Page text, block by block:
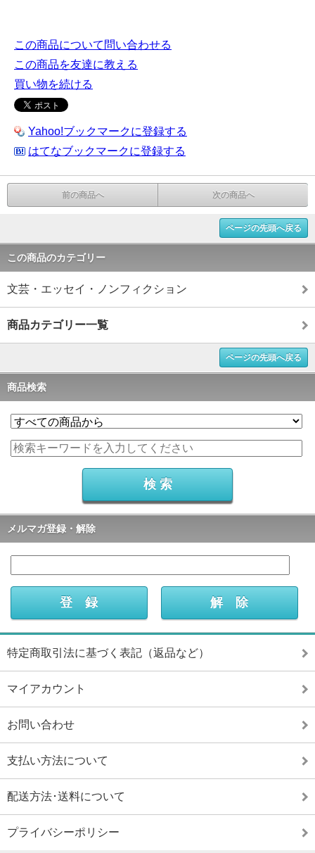
この商品について問い合わせる
この商品を友達に教える
買い物を続ける
Yahoo!ブックマークに登録する
はてなブックマークに登録する
前の商品へ 次の商品へ
ページの先頭へ戻る
この商品のカテゴリー
文芸・エッセイ・ノンフィクション
商品カテゴリー一覧
ページの先頭へ戻る
商品検索
メルマガ登録・解除
特定商取引法に基づく表記（返品など）
マイアカウント
お問い合わせ
支払い方法について
配送方法･送料について
プライバシーポリシー